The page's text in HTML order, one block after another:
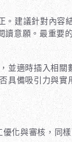
建議針對內
讀意願。最重要
適時插入相
具備吸引力與
化與審核，同